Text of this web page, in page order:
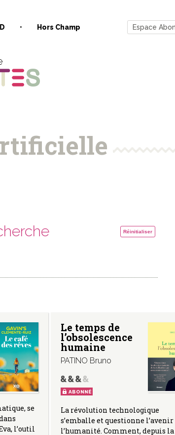
Hors Champ Espace
Réinitialiser
se
l’outil
Le temps de
l’obsolescence
humaine
PATINO Bruno
ABONNÉ
La révolution technologique
s’emballe et questionne l’avenir
l’humanité. Comment, depuis